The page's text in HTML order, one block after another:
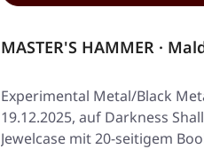
MASTER'S HAMMER ·
Experimental Metal/Black
19.12.2025, auf Darkness
Jewelcase mit 20-seitigem